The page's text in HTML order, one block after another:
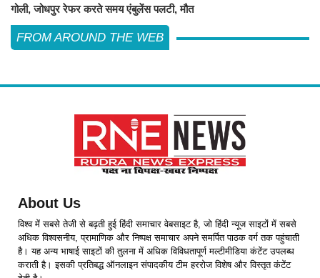
गोली, जोधपुर रेफर करते समय एंबुलेंस पलटी, मौत
FROM AROUND THE WEB
About Us
विश्व में सबसे तेजी से बढ़ती हुई हिंदी समाचार वेबसाइट है, जो हिंदी न्यूज साइटों में सबसे
अधिक विश्वसनीय, प्रामाणिक और निष्पक्ष समाचार अपने समर्पित पाठक वर्ग तक पहुंचाती
है। यह अन्य भाषाई साइटों की तुलना में अधिक विविधतापूर्ण मल्टीमीडिया कंटेंट उपलब्ध
कराती है। इसकी प्रतिबद्ध ऑनलाइन संपादकीय टीम हररोज विशेष और विस्तृत कंटेंट